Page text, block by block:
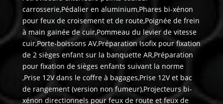
carrosserie,Pédalier en aluminium,Phares bi-xénon
pour feux de croisement et de route,Poignée de frein
à main gainée de cuir,Pommeau du levier de vitesse
cuir,Porte-boissons AV,Préparation Isofix pour fixation
de 2 sièges enfant sur la banquette AR,Préparation
pour fixation de sièges enfants suivant la norme
,Prise 12V dans le coffre à bagages,Prise 12V et bac
de rangement (version non fumeur),Projecteurs bi-
xénon directionnels pour feux de route et feux de